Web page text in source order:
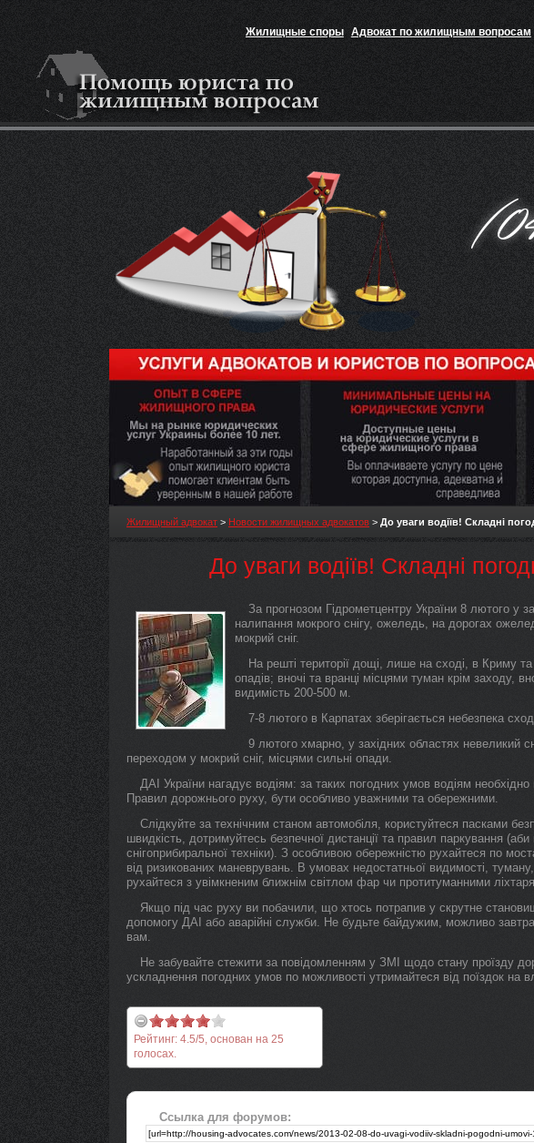
Жилищные споры Адвокат по жилищным вопросам
Жилищный адвокат > Новости жилищных адвокатов > До уваги водіїв! Складні
До уваги водіїв! Складні
За прогнозом Гідрометцентру України 8 лютого у
налипання мокрого снігу, ожеледь, на дорогах
мокрий сніг.
На решті території дощі, лише на сході, в Криму
опадів; вночі та вранці місцями туман крім заходу,
видимість 200-500 м.
7-8 лютого в Карпатах зберігається небезпека
9 лютого хмарно, у західних областях невеликий
переходом у мокрий сніг, місцями сильні опади.
ДАІ України нагадує водіям: за таких погодних умов водіям
Правил дорожнього руху, бути особливо уважними та обережними.
Слідкуйте за технічним станом автомобіля, користуйтеся пасками
швидкість, дотримуйтесь безпечної дистанції та правил паркування (аби
снігоприбиральної техніки). З особливою обережністю рухайтеся по
від ризикованих маневрувань. В умовах недостатньої видимості,
рухайтеся з увімкненим ближнім світлом фар чи протитуманними
Якщо під час руху ви побачили, що хтось потрапив у скрутне
допомогу ДАІ або аварійні служби. Не будьте байдужим, можливо
вам.
Не забувайте стежити за повідомленням у ЗМІ щодо стану проїзду
ускладнення погодних умов по можливості утримайтеся від поїздок на
Рейтинг: 4.5/5, основан на 25
голосах.
Ссылка для форумов: